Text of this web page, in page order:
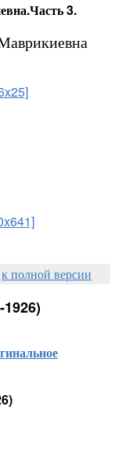
3.
к полной версии